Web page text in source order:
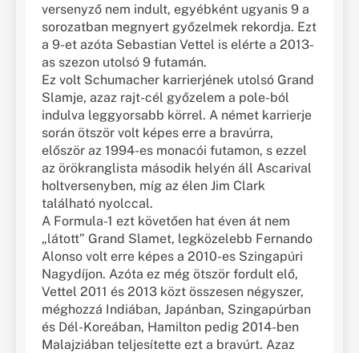
versenyző nem indult, egyébként ugyanis 9 a
sorozatban megnyert győzelmek rekordja. Ezt
a 9-et azóta Sebastian Vettel is elérte a 2013-
as szezon utolsó 9 futamán.
Ez volt Schumacher karrierjének utolsó Grand
Slamje, azaz rajt-cél győzelem a pole-ból
indulva leggyorsabb körrel. A német karrierje
során ötször volt képes erre a bravúrra,
először az 1994-es monacói futamon, s ezzel
az örökranglista második helyén áll Ascarival
holtversenyben, míg az élen Jim Clark
található nyolccal.
A Formula-1 ezt követően hat éven át nem
„látott” Grand Slamet, legközelebb Fernando
Alonso volt erre képes a 2010-es Szingapúri
Nagydíjon. Azóta ez még ötször fordult elő,
Vettel 2011 és 2013 közt összesen négyszer,
méghozzá Indiában, Japánban, Szingapúrban
és Dél-Koreában, Hamilton pedig 2014-ben
Malajziában teljesítette ezt a bravúrt. Azaz